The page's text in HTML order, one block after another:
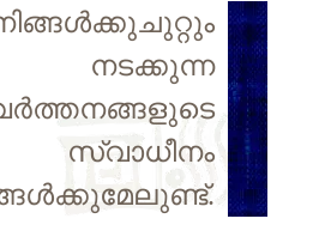
നടക്കുന്ന
സ്വാധീനം